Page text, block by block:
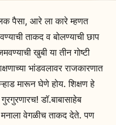
पैसा, आरे ला कारे म्हणत
ताकद व बोलण्याची छाप
खुबी या तीन गोष्टी
भांडवलावर राजकारणात
मारून घेणे होय. शिक्षण हे
डॉ.बाबासाहेब
वेगळीच ताकद देते. पण